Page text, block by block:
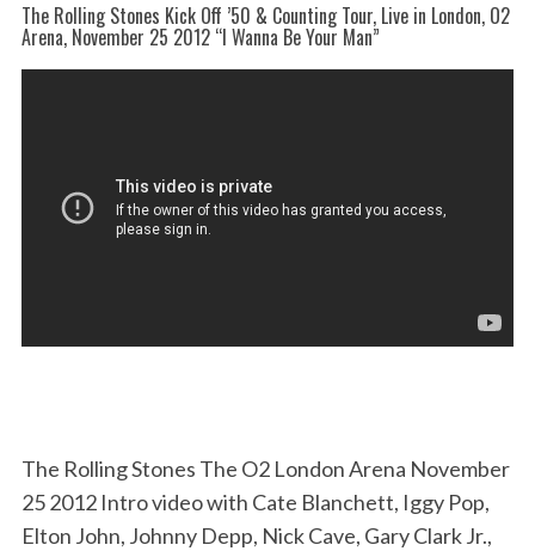
The Rolling Stones Kick Off ’50 & Counting Tour, Live in London, O2
Arena, November 25 2012 “I Wanna Be Your Man”
The Rolling Stones The O2 London Arena November
25 2012 Intro video with Cate Blanchett, Iggy Pop,
Elton John, Johnny Depp, Nick Cave, Gary Clark Jr.,